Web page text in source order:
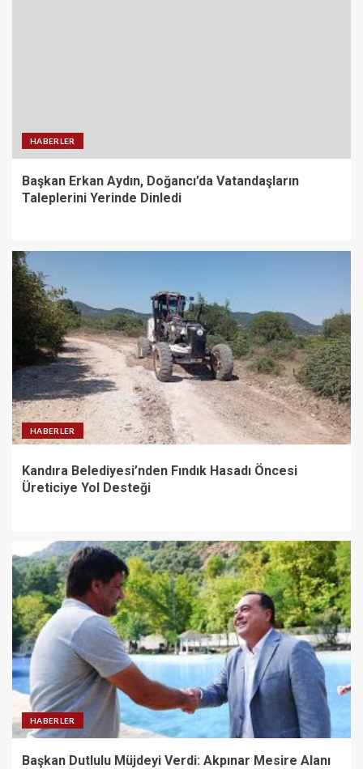
HABERLER
Başkan Erkan Aydın, Doğancı’da Vatandaşların
Taleplerini Yerinde Dinledi
HABERLER
Kandıra Belediyesi’nden Fındık Hasadı Öncesi
Üreticiye Yol Desteği
HABERLER
Başkan Dutlulu Müjdeyi Verdi: Akpınar Mesire Alanı